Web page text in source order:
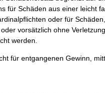
für Schäden aus einer leicht
oder für
vorsätzlich ohne
werden.
für entgangenen Gewinn,